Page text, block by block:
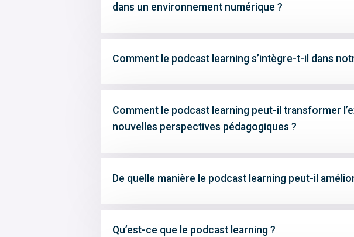
dans un environnement numérique ?
Comment le podcast learning s’intègre-t-il dans
Comment le podcast learning peut-il transformer
nouvelles perspectives pédagogiques ?
De quelle manière le podcast learning peut-il
Qu’est-ce que le podcast learning ?